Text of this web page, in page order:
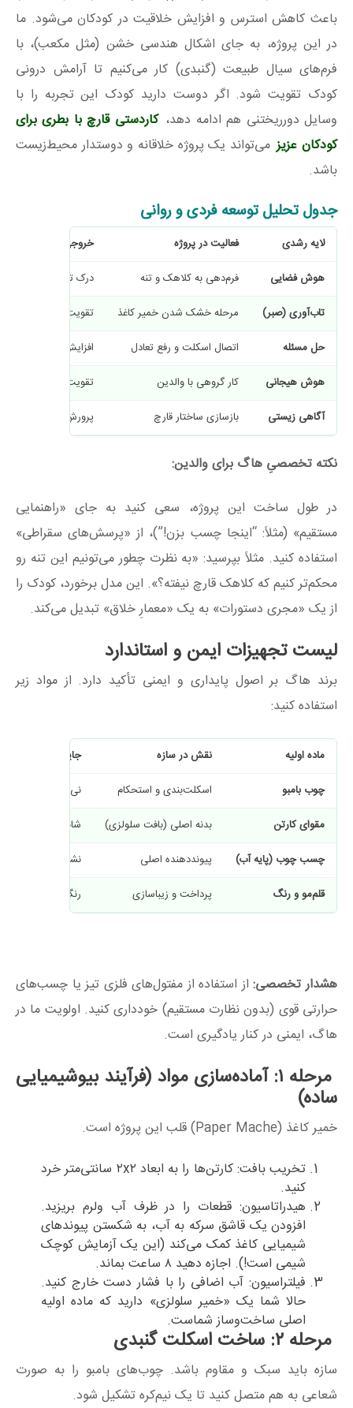
باعث کاهش استرس و افزایش خلاقیت در کودکان می‌شود. ما
در این پروژه، به جای اشکال هندسی خشن (مثل مکعب)، با
فرم‌های سیال طبیعت (گنبدی) کار می‌کنیم تا آرامش درونی
کودک تقویت شود. اگر دوست دارید کودک این تجربه را با
وسایل دورریختنی هم ادامه دهد، کاردستی قارچ با بطری برای
کودکان عزیز می‌تواند یک پروژه خلاقانه و دوستدار محیط‌زیست
باشد.
جدول تحلیل توسعه فردی و روانی
لایه رشدی فعالیت در پروژه
خروجی روانی و ذهنی
هوش فضایی
فرم‌دهی به کلاهک و تنه
درک تناسبات و ابعاد
تاب‌آوری (صبر)
مرحله خشک شدن خمیر کاغذ
تقویت کنترل تکانه و
حل مسئله
اتصال اسکلت و رفع تعادل
افزایش
هوش هیجانی
کار گروهی با والدین
تقویت پیوند عاطفی
آگاهی زیستی
بازسازی ساختار قارچ پرورش حس کنجکاوی
نکته تخصصیِ هاگ برای والدین:
در طول ساخت این پروژه، سعی کنید به جای «راهنمایی
مستقیم» (مثلاً: “اینجا چسب بزن!”)، از «پرسش‌های سقراطی»
استفاده کنید. مثلاً بپرسید: «به نظرت چطور می‌تونیم این تنه رو
محکم‌تر کنیم که کلاهک قارچ نیفته؟». این مدل برخورد، کودک را
از یک «مجری دستورات» به یک «معمارِ خلاق» تبدیل می‌کند.
لیست تجهیزات ایمن و استاندارد
برند هاگ بر اصول پایداری و ایمنی تأکید دارد. از مواد زیر
استفاده کنید:
ماده اولیه نقش در سازه
جایگزین‌های
چوب بامبو
اسکلت‌بندی و استحکام
نی‌های ضخیم یا
مقوای کارتن
بدنه اصلی (بافت سلولزی)
شانه تخم‌مرغ
چسب چوب (پایه آب)
پیوند‌دهنده اصلی
نشاسته پخته
قلم‌مو و رنگ
پرداخت و زیباسازی رنگ‌های گواش یا
هشدار تخصصی:از استفاده از مفتول‌های فلزی تیز یا چسب‌های
حرارتی قوی (بدون نظارت مستقیم) خودداری کنید. اولویت ما در
هاگ، ایمنی در کنار یادگیری است.
مرحله ۱: آماده‌سازی مواد (فرآیند بیوشیمیایی
ساده)
خمیر کاغذ (Paper Mache) قلب این پروژه است.
تخریب بافت: کارتن‌ها را به ابعاد ۲x۲ سانتی‌متر خرد
کنید.
هیدراتاسیون: قطعات را در ظرف آب ولرم بریزید.
افزودن یک قاشق سرکه به آب، به شکستن پیوندهای
شیمیایی کاغذ کمک می‌کند (این یک آزمایش کوچک
شیمی است!). اجازه دهید ۸ ساعت بماند.
فیلتراسیون: آب اضافی را با فشار دست خارج کنید.
حالا شما یک «خمیر سلولزی» دارید که ماده اولیه
اصلی ساخت‌وساز شماست.
مرحله ۲: ساخت اسکلت گنبدی
سازه باید سبک و مقاوم باشد. چوب‌های بامبو را به صورت
شعاعی به هم متصل کنید تا یک نیم‌کره تشکیل شود.